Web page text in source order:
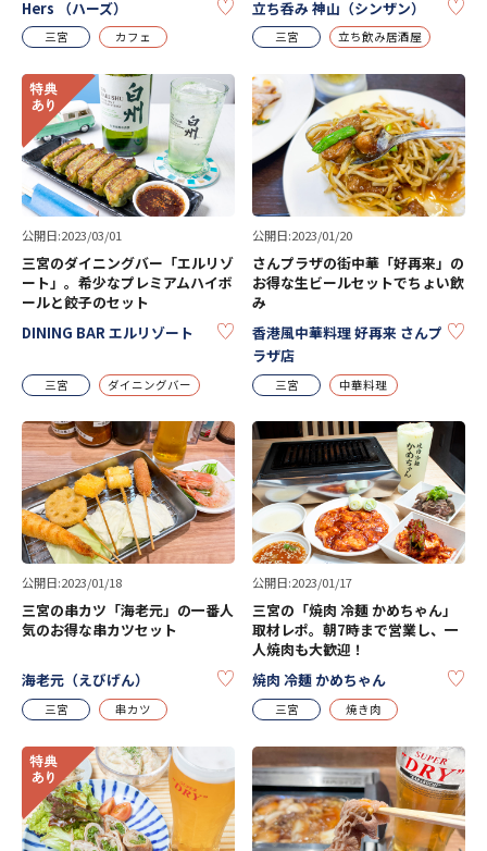
Hers （ハーズ） KEEP
三宮 カフェ
立ち呑み 神山（シンザン）
三宮 立ち飲み居酒屋
公開日:2023/03/01
三宮のダイニングバー「エルリゾ
ート」。希少なプレミアムハイボ
ールと餃子のセット
DINING BAR エルリゾート
KEEP
三宮 ダイニングバー
公開日:2023/01/20
さんプラザの街中華「好再来」の
お得な生ビールセットでちょい飲
み
香港風中華料理 好再来 さんプ
ラザ店
三宮 中華料理
公開日:2023/01/18
三宮の串カツ「海老元」の一番人
気のお得な串カツセット
海老元（えびげん） KEEP
三宮 串カツ
公開日:2023/01/17
三宮の「焼肉 冷麺 かめちゃん」
取材レポ。朝7時まで営業し、一
人焼肉も大歓迎！
焼肉 冷麺 かめちゃん
三宮 焼き肉